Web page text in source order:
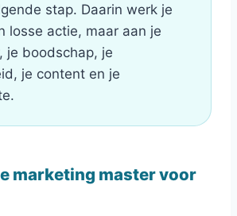
stap. Daarin werk je
losse actie, maar aan je
je boodschap, je
je content en je
marketing master voor